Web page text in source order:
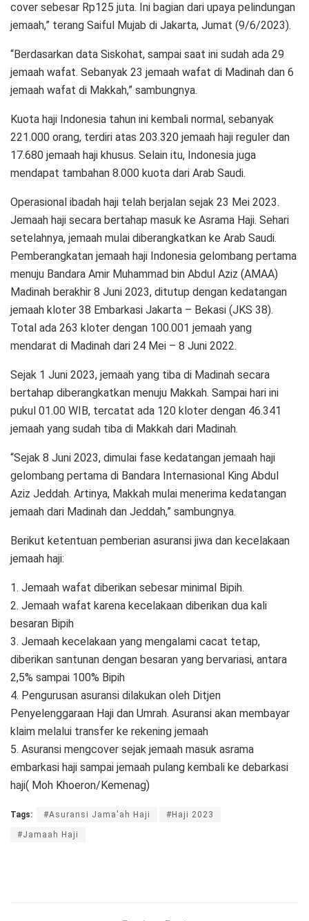
cover sebesar Rp125 juta. Ini bagian dari upaya pelindungan
jemaah,” terang Saiful Mujab di Jakarta, Jumat (9/6/2023).
“Berdasarkan data Siskohat, sampai saat ini sudah ada 29
jemaah wafat. Sebanyak 23 jemaah wafat di Madinah dan 6
jemaah wafat di Makkah,” sambungnya.
Kuota haji Indonesia tahun ini kembali normal, sebanyak
221.000 orang, terdiri atas 203.320 jemaah haji reguler dan
17.680 jemaah haji khusus. Selain itu, Indonesia juga
mendapat tambahan 8.000 kuota dari Arab Saudi.
Operasional ibadah haji telah berjalan sejak 23 Mei 2023.
Jemaah haji secara bertahap masuk ke Asrama Haji. Sehari
setelahnya, jemaah mulai diberangkatkan ke Arab Saudi.
Pemberangkatan jemaah haji Indonesia gelombang pertama
menuju Bandara Amir Muhammad bin Abdul Aziz (AMAA)
Madinah berakhir 8 Juni 2023, ditutup dengan kedatangan
jemaah kloter 38 Embarkasi Jakarta – Bekasi (JKS 38).
Total ada 263 kloter dengan 100.001 jemaah yang
mendarat di Madinah dari 24 Mei – 8 Juni 2022.
Sejak 1 Juni 2023, jemaah yang tiba di Madinah secara
bertahap diberangkatkan menuju Makkah. Sampai hari ini
pukul 01.00 WIB, tercatat ada 120 kloter dengan 46.341
jemaah yang sudah tiba di Makkah dari Madinah.
“Sejak 8 Juni 2023, dimulai fase kedatangan jemaah haji
gelombang pertama di Bandara Internasional King Abdul
Aziz Jeddah. Artinya, Makkah mulai menerima kedatangan
jemaah dari Madinah dan Jeddah,” sambungnya.
Berikut ketentuan pemberian asuransi jiwa dan kecelakaan
jemaah haji:
1. Jemaah wafat diberikan sebesar minimal Bipih.
2. Jemaah wafat karena kecelakaan diberikan dua kali
besaran Bipih
3. Jemaah kecelakaan yang mengalami cacat tetap,
diberikan santunan dengan besaran yang bervariasi, antara
2,5% sampai 100% Bipih
4. Pengurusan asuransi dilakukan oleh Ditjen
Penyelenggaraan Haji dan Umrah. Asuransi akan membayar
klaim melalui transfer ke rekening jemaah
5. Asuransi mengcover sejak jemaah masuk asrama
embarkasi haji sampai jemaah pulang kembali ke debarkasi
haji( Moh Khoeron/Kemenag)
Tags: #Asuransi Jama'ah Haji #Haji 2023
#Jamaah Haji